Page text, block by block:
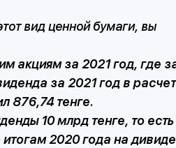
вид ценной бумаги, вы
акциям за 2021 год, где
за 2021 год в
876,74 тенге.
10 млрд тенге, то есть
2020 года на